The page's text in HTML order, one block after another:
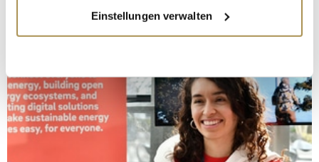
Informationen über Ihre geografische Lage
erfassen, welche bis auf einige Meter genau sein
bestimmten Merkmalen (Fingerprinting) identifizieren
Erfahren Sie mehr darüber, wie Ihre persönlichen Daten
verarbeitet werden, und legen Sie Ihre Präferenzen im
Abschnitt Einzelheitenfest.
Einstellungen verwalten